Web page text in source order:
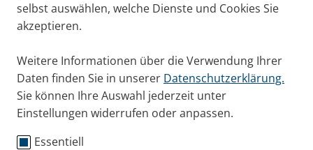
selbst auswählen, welche Dienste und Cookies Sie
akzeptieren.
Weitere Informationen über die Verwendung Ihrer
Daten finden Sie in unserer Datenschutzerklärung.
Sie können Ihre Auswahl jederzeit unter
Einstellungen widerrufen oder anpassen.
Essentiell